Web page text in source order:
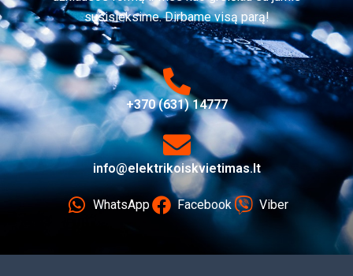
susisieksime. Dirbame visą parą!
+370 (631) 14777
info@elektrikoiskvietimas.lt
WhatsApp Facebook Viber